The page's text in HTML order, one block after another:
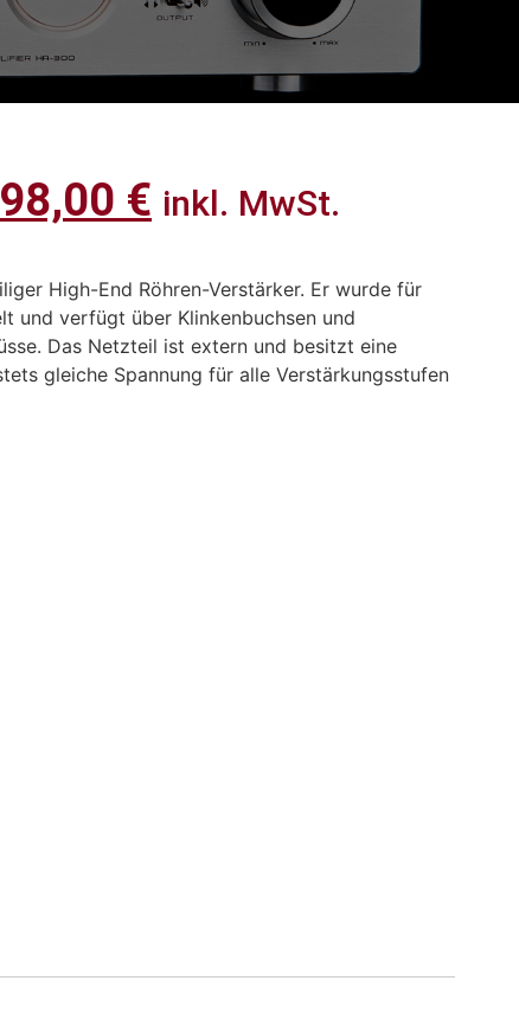
€ inkl. MwSt.
High-End Röhren-Verstärker. Er wurde für
und verfügt über Klinkenbuchsen und
Das Netzteil ist extern und besitzt eine
gleiche Spannung für alle Verstärkungsstufen